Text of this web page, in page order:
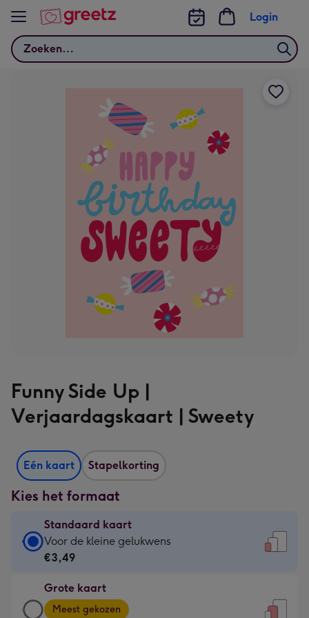
Bekijk meer
Zoeken
Login
Funny Side Up |
Verjaardagskaart | Sweety
Eén kaart Stapelkorting
Kies het formaat
Standaard kaart
Standaard
kaart
€3,49
-
Voor de kleine gelukwens
€3,49
Grote kaart
Grote
Meest gekozen